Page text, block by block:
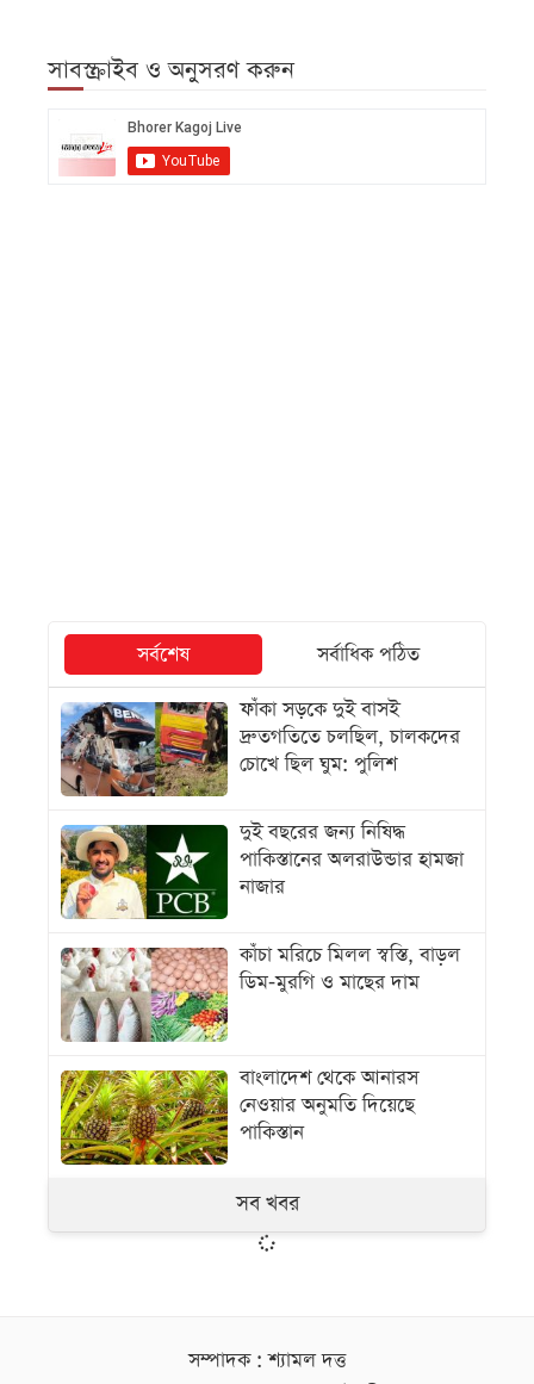
সাবস্ক্রাইব ও অনুসরণ করুন
সর্বশেষ
সর্বাধিক পঠিত
ফাঁকা সড়কে দুই বাসই
দ্রুতগতিতে চলছিল, চালকদের
চোখে ছিল ঘুম: পুলিশ
দুই বছরের জন্য নিষিদ্ধ
পাকিস্তানের অলরাউন্ডার হামজা
নাজার
কাঁচা মরিচে মিলল স্বস্তি, বাড়ল
ডিম-মুরগি ও মাছের দাম
বাংলাদেশ থেকে আনারস
নেওয়ার অনুমতি দিয়েছে
পাকিস্তান
সব খবর
সম্পাদক : শ্যামল দত্ত